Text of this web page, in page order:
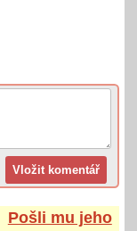
Pošli mu jeho